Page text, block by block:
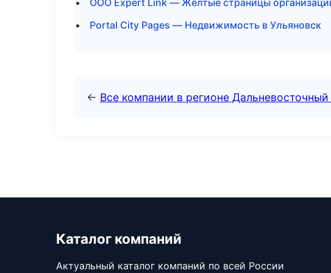
ООО Expert Link — Желтые страницы
Portal City Pages — Недвижимость в Ульяновск
← Все компании в регионе
Каталог компаний
Актуальный каталог компаний по всей России